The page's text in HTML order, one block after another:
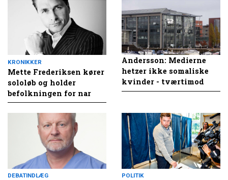
KRONIKKER
Mette Frederiksen kører
sololøb og holder
befolkningen for nar
Andersson: Medierne
hetzer ikke somaliske
kvinder - tværtimod
DEBATINDLÆG POLITIK